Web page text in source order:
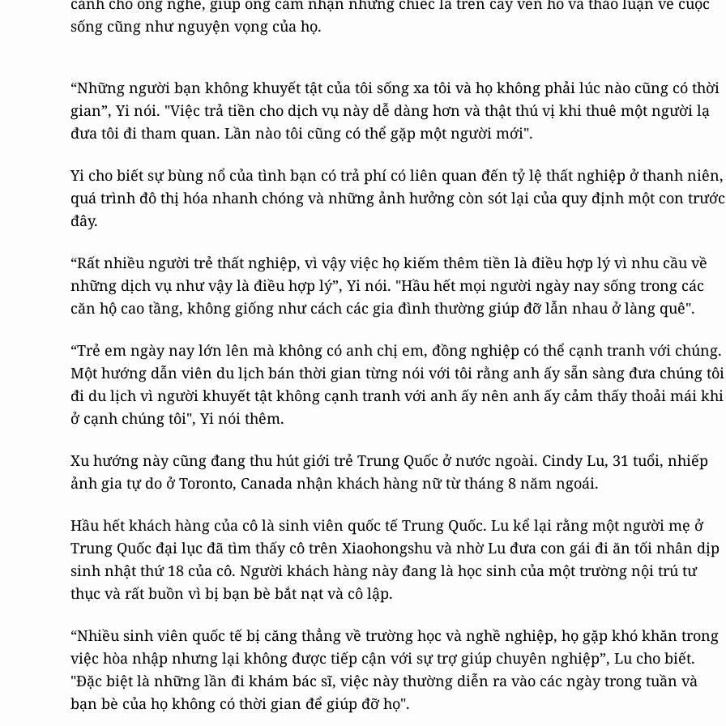
sống cũng như nguyện vọng của họ.
“Những người bạn không khuyết tật của tôi sống xa tôi và họ không phải lúc nào cũng có thời
gian”, Yi nói. "Việc trả tiền cho dịch vụ này dễ dàng hơn và thật thú vị khi thuê một người lạ
đưa tôi đi tham quan. Lần nào tôi cũng có thể gặp một người mới".
Yi cho biết sự bùng nổ của tình bạn có trả phí có liên quan đến tỷ lệ thất nghiệp ở thanh niên,
quá trình đô thị hóa nhanh chóng và những ảnh hưởng còn sót lại của quy định một con trước
đây.
“Rất nhiều người trẻ thất nghiệp, vì vậy việc họ kiếm thêm tiền là điều hợp lý vì nhu cầu về
những dịch vụ như vậy là điều hợp lý”, Yi nói. "Hầu hết mọi người ngày nay sống trong các
căn hộ cao tầng, không giống như cách các gia đình thường giúp đỡ lẫn nhau ở làng quê".
“Trẻ em ngày nay lớn lên mà không có anh chị em, đồng nghiệp có thể cạnh tranh với chúng.
Một hướng dẫn viên du lịch bán thời gian từng nói với tôi rằng anh ấy sẵn sàng đưa chúng tôi
đi du lịch vì người khuyết tật không cạnh tranh với anh ấy nên anh ấy cảm thấy thoải mái khi
ở cạnh chúng tôi", Yi nói thêm.
Xu hướng này cũng đang thu hút giới trẻ Trung Quốc ở nước ngoài. Cindy Lu, 31 tuổi, nhiếp
ảnh gia tự do ở Toronto, Canada nhận khách hàng nữ từ tháng 8 năm ngoái.
Hầu hết khách hàng của cô là sinh viên quốc tế Trung Quốc. Lu kể lại rằng một người mẹ ở
Trung Quốc đại lục đã tìm thấy cô trên Xiaohongshu và nhờ Lu đưa con gái đi ăn tối nhân dịp
sinh nhật thứ 18 của cô. Người khách hàng này đang là học sinh của một trường nội trú tư
thục và rất buồn vì bị bạn bè bắt nạt và cô lập.
“Nhiều sinh viên quốc tế bị căng thẳng về trường học và nghề nghiệp, họ gặp khó khăn trong
việc hòa nhập nhưng lại không được tiếp cận với sự trợ giúp chuyên nghiệp”, Lu cho biết.
"Đặc biệt là những lần đi khám bác sĩ, việc này thường diễn ra vào các ngày trong tuần và
bạn bè của họ không có thời gian để giúp đỡ họ".